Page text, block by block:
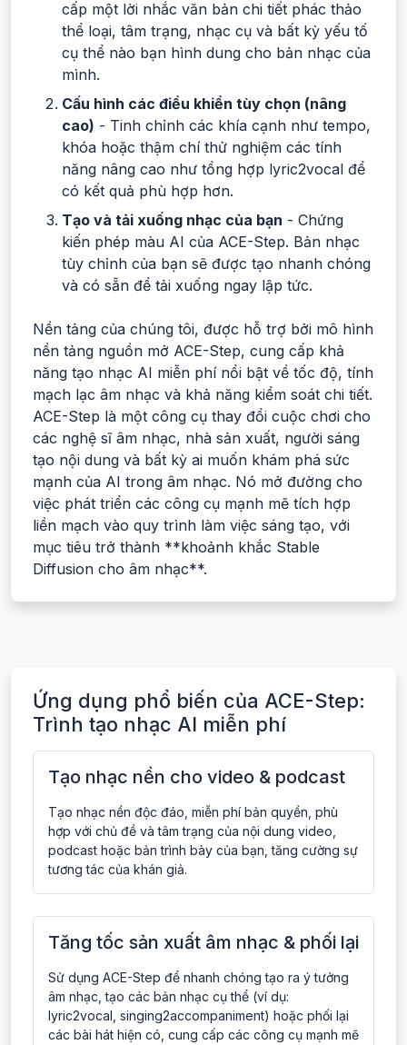
cấp một lời nhắc văn bản chi tiết phác thảo
thể loại, tâm trạng, nhạc cụ và bất kỳ yếu tố
cụ thể nào bạn hình dung cho bản nhạc của
mình.
Cấu hình các điều khiển tùy chọn (nâng
cao) - Tinh chỉnh các khía cạnh như tempo,
khóa hoặc thậm chí thử nghiệm các tính
năng nâng cao như tổng hợp lyric2vocal để
có kết quả phù hợp hơn.
Tạo và tải xuống nhạc của bạn - Chứng
kiến phép màu AI của ACE-Step. Bản nhạc
tùy chỉnh của bạn sẽ được tạo nhanh chóng
và có sẵn để tải xuống ngay lập tức.
Nền tảng của chúng tôi, được hỗ trợ bởi mô hình
nền tảng nguồn mở ACE-Step, cung cấp khả
năng tạo nhạc AI miễn phí nổi bật về tốc độ, tính
mạch lạc âm nhạc và khả năng kiểm soát chi tiết.
ACE-Step là một công cụ thay đổi cuộc chơi cho
các nghệ sĩ âm nhạc, nhà sản xuất, người sáng
tạo nội dung và bất kỳ ai muốn khám phá sức
mạnh của AI trong âm nhạc. Nó mở đường cho
việc phát triển các công cụ mạnh mẽ tích hợp
liền mạch vào quy trình làm việc sáng tạo, với
mục tiêu trở thành **khoảnh khắc Stable
Diffusion cho âm nhạc**.
Ứng dụng phổ biến của ACE-Step:
Trình tạo nhạc AI miễn phí
Tạo nhạc nền cho video & podcast
Tạo nhạc nền độc đáo, miễn phí bản quyền, phù
hợp với chủ đề và tâm trạng của nội dung video,
podcast hoặc bản trình bày của bạn, tăng cường sự
tương tác của khán giả.
Tăng tốc sản xuất âm nhạc & phối lại
Sử dụng ACE-Step để nhanh chóng tạo ra ý tưởng
âm nhạc, tạo các bản nhạc cụ thể (ví dụ:
lyric2vocal, singing2accompaniment) hoặc phối lại
các bài hát hiện có, cung cấp các công cụ mạnh mẽ